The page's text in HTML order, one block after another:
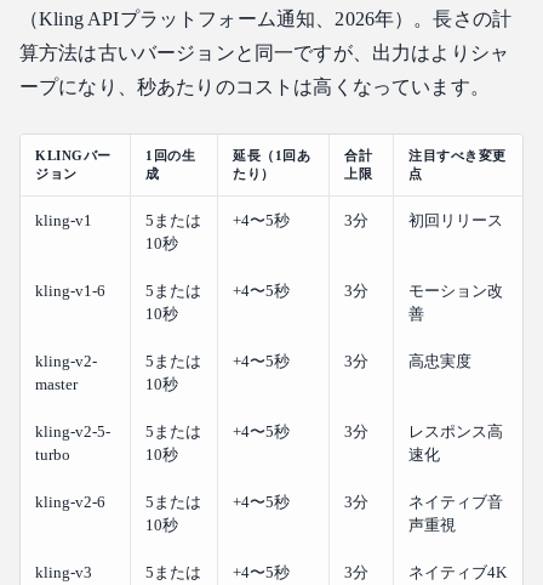
（Kling APIプラットフォーム通知、2026年）。長さの計
算方法は古いバージョンと同一ですが、出力はよりシャ
ープになり、秒あたりのコストは高くなっています。
KLINGバー
ジョン
1回の生
成
延長（1回あ
たり）
合計
上限
注目すべき変更
点
kling-v1
5または
10秒
+4〜5秒 3分 初回リリース
kling-v1-6
5または
10秒
+4〜5秒 3分
モーション改
善
kling-v2-
master
5または
10秒
+4〜5秒 3分 高忠実度
kling-v2-5-
turbo
5または
10秒
+4〜5秒 3分
レスポンス高
速化
kling-v2-6
5または
10秒
+4〜5秒 3分
ネイティブ音
声重視
kling-v3
5または
+4〜5秒 3分
ネイティブ4K